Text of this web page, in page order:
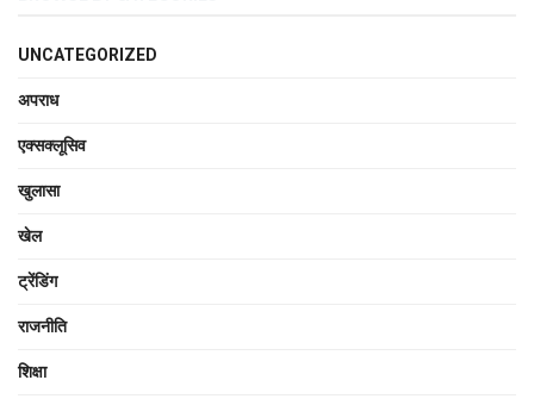
UNCATEGORIZED
अपराध
एक्सक्लूसिव
खुलासा
खेल
ट्रेंडिंग
राजनीति
शिक्षा